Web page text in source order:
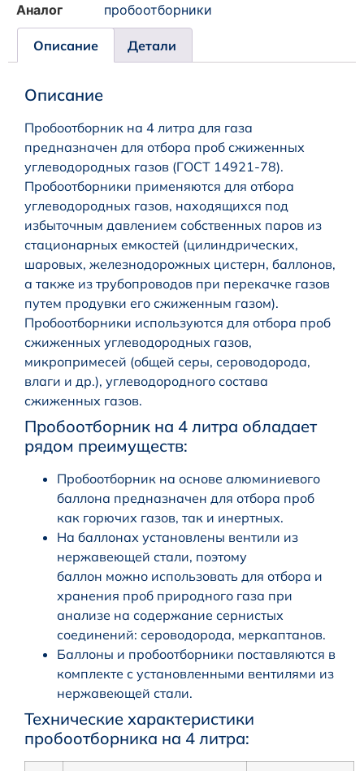
Аналог
пробоотборники
Описание Детали
Описание
Пробоотборник на 4 литра для газа
предназначен для отбора проб сжиженных
углеводородных газов (ГОСТ 14921-78).
Пробоотборники применяются для отбора
углеводородных газов, находящихся под
избыточным давлением собственных паров из
стационарных емкостей (цилиндрических,
шаровых, железнодорожных цистерн, баллонов,
а также из трубопроводов при перекачке газов
путем продувки его сжиженным газом).
Пробоотборники используются для отбора проб
сжиженных углеводородных газов,
микропримесей (общей серы, сероводорода,
влаги и др.), углеводородного состава
сжиженных газов.
Пробоотборник на 4 литра обладает
рядом преимуществ:
Пробоотборник на основе алюминиевого
баллона предназначен для отбора проб
как горючих газов, так и инертных.
На баллонах установлены вентили из
нержавеющей стали, поэтому
баллон можно использовать для отбора и
хранения проб природного газа при
анализе на содержание сернистых
соединений: сероводорода, меркаптанов.
Баллоны и пробоотборники поставляются в
комплекте с установленными вентилями из
нержавеющей стали.
Технические характеристики
пpoбooтбopникa нa 4 литpа: